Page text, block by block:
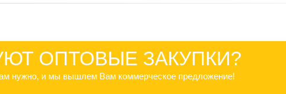
ОПТОВЫЕ ЗАКУПКИ?
нужно, и мы вышлем Вам коммерческое предложение!